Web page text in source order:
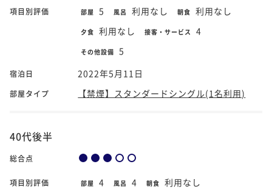
項目別評価 部屋 5 風呂 利用なし 朝食 利用なし
夕食 利用なし 接客・サービス 4
その他設備 5
宿泊日 2022年5月11日
部屋タイプ 【禁煙】スタンダードシングル(1名利用)
40代後半
総合点
項目別評価 部屋 4 風呂 4 朝食 利用なし